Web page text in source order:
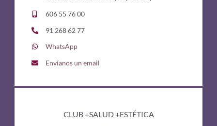
606 55 76 00
91 268 62 77
WhatsApp
Envíanos un email
CLUB +SALUD +ESTÉTICA